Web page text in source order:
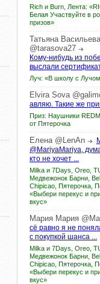
Rich и Burn, Лента:
Белая Участвуйте в
призов»
Татьяна Васильева
@tarasova27
Кому-нибудь из
выслали
Луч: «В школу с
Elvira Sova
авляю. Такие же
Приз: Наушники
от Пятерочка
Елена @LenAn
@MariyaMariya,
кто не хочет ...
Milka и 7Days, Oreo,
Медвежонок Барни,
Chipicao, Пятерочка,
«Выбери перекус и
вкус»
Мария Мария
сё равно я не
с покупкой шанса ...
Milka и 7Days, Oreo,
Медвежонок Барни,
Chipicao, Пятерочка,
«Выбери перекус и
вкус»